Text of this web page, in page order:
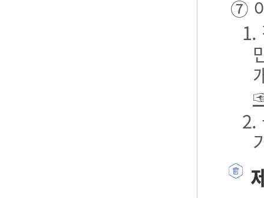
⑦
1.
2.